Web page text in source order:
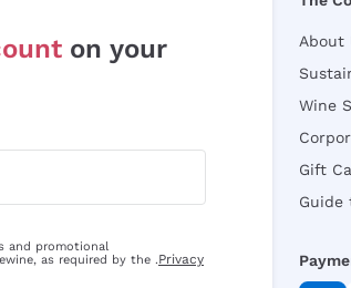
on your
and promotional
as required by the .Privacy
About
Wine
Gift
Guide